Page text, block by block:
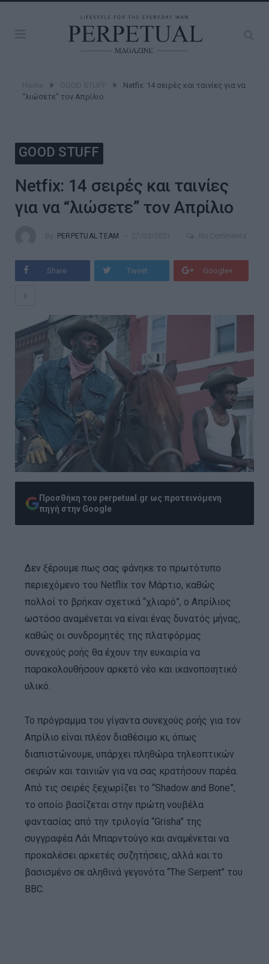
» »
Netfix: 14 σειρές και ταινίες για να
“λιώσετε” τον Απρίλιο
GOOD STUFF
Netfix: 14 σειρές και ταινίες
για να “λιώσετε” τον Απρίλιο
PERPETUAL TEAM
Share Tweet Google+
Προσθήκη του perpetual.gr ως προτεινόμενη
πηγή στην Google
Δεν ξέρουμε πως σας φάνηκε το πρωτότυπο
περιεχόμενο του Netflix τον Μάρτιο, καθώς
πολλοί το βρήκαν σχετικά “χλιαρό”, ο Απρίλιος
ωστόσο αναμένεται να είναι ένας δυνατός μήνας,
καθώς οι συνδρομητές της πλατφόρμας
συνεχούς ροής θα έχουν την ευκαιρία να
παρακολουθήσουν αρκετό νέο και ικανοποιητικό
υλικό.
Το πρόγραμμα του γίγαντα συνεχούς ροής για τον
Απρίλιο είναι πλέον διαθέσιμο κι, όπως
διαπιστώνουμε, υπάρχει πληθώρα τηλεοπτικών
σειρών και ταινιών για να σας κρατήσουν παρέα.
Από τις σειρές ξεχωρίζει το “Shadow and Bone”,
το οποίο βασίζεται στην πρώτη νουβέλα
φαντασίας από την τριλογία “Grisha” της
συγγραφέα Λάι Μπαρντούγο και αναμένεται να
προκαλέσει αρκετές συζητήσεις, αλλά και το
βασισμένο σε αληθινά γεγονότα “The Serpent” του
BBC.